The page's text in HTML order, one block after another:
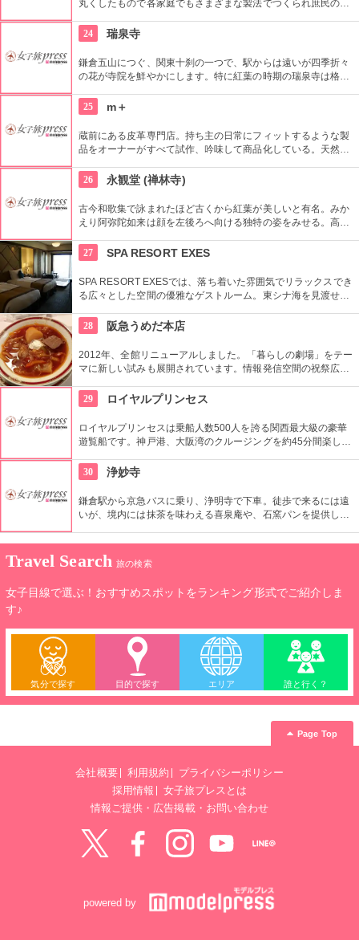
丸くしたもので各家庭でもさまざまな製法でつくられ庶民のお
ぎーの店 安室」の特徴は店主が直営養鶏場から直送した新鮮な
卵だけでつくりあげる特別なさーたーあんだぎーが購入できま
す。
24 瑞泉寺
鎌倉五山につぐ、関東十刹の一つで、駅からは遠いが四季折々
の花が寺院を鮮やかにします。特に紅葉の時期の瑞泉寺は格別
たいところです。
25 m＋
蔵前にある皮革専門店。持ち主の日常にフィットするような製
品をオーナーがすべて試作、吟味して商品化している。天然素
26
永観堂 (禅林寺)
古今和歌集で詠まれたほど古くから紅葉が美しいと有名。みか
えり阿弥陀如来は顔を左後ろへ向ける独特の姿をみせる。高台
とが可能だ。
27 SPA RESORT EXES
SPA RESORT EXESでは、落ち着いた雰囲気でリラックスでき
る広々とした空間の優雅なゲストルーム。東シナ海を見渡せる
高のリゾート生活を満喫出来ます。
28 阪急うめだ本店
2012年、全館リニューアルしました。「暮らしの劇場」をテー
マに新しい試みも展開されています。情報発信空間の祝祭広場
した「うめだスーク」、20店以上が出店するレストラン街、シ
ョーケースがズラリと並ぶスイーツブティックストリートなど
魅力満載です。
29 ロイヤルプリンセス
ロイヤルプリンセスは乗船人数500人を誇る関西最大級の豪華
遊覧船です。神戸港、大阪湾のクルージングを約45分間楽しむ
工や三菱重工の造船所、神戸空港、明石海峡大橋などをまわ
り、神戸大橋の下をくぐります。
30 浄妙寺
鎌倉駅から京急バスに乗り、浄明寺で下車。徒歩で来るには遠
いが、境内には抹茶を味わえる喜泉庵や、石窯パンを提供して
り、参拝以外にも魅力のあるスポットです。
Travel Search 旅の検索
女子目線で選ぶ！おすすめスポットをランキング形式でご紹介しま
す♪
気分で探す 目的で探す エリア 誰と行く？
Page Top
会社概要 利用規約
プライバシーポリシー
採用情報
女子旅プレスとは
情報ご提供・広告掲載・お問い合わせ
powered by